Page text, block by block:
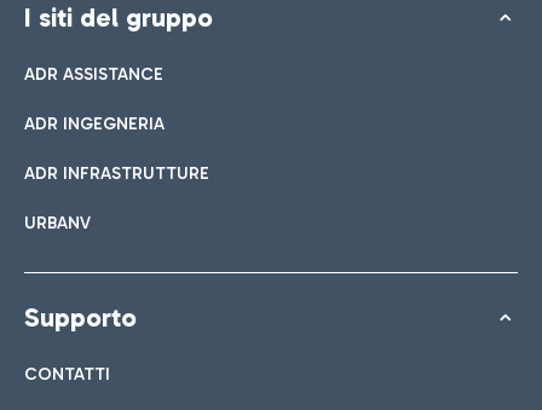
I siti del gruppo
ADR ASSISTANCE
ADR INGEGNERIA
ADR INFRASTRUTTURE
URBANV
Supporto
CONTATTI